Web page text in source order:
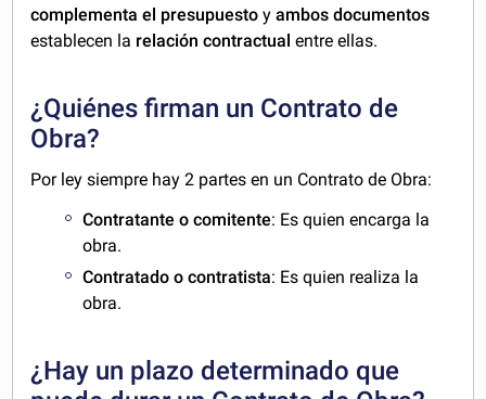
complementa el presupuesto yambos documentos
establecen la relación contractual entre ellas.
¿Quiénes firman un Contrato de
Obra?
Por ley siempre hay 2 partes en un Contrato de Obra:
Contratante o comitente: Es quien encarga la
obra.
Contratado o contratista: Es quien realiza la
obra.
¿Hay un plazo determinado que